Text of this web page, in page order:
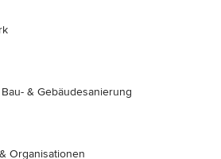
& Gebäudesanierung
Organisationen